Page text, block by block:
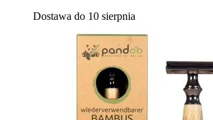
Dostawa do 10 sierpnia